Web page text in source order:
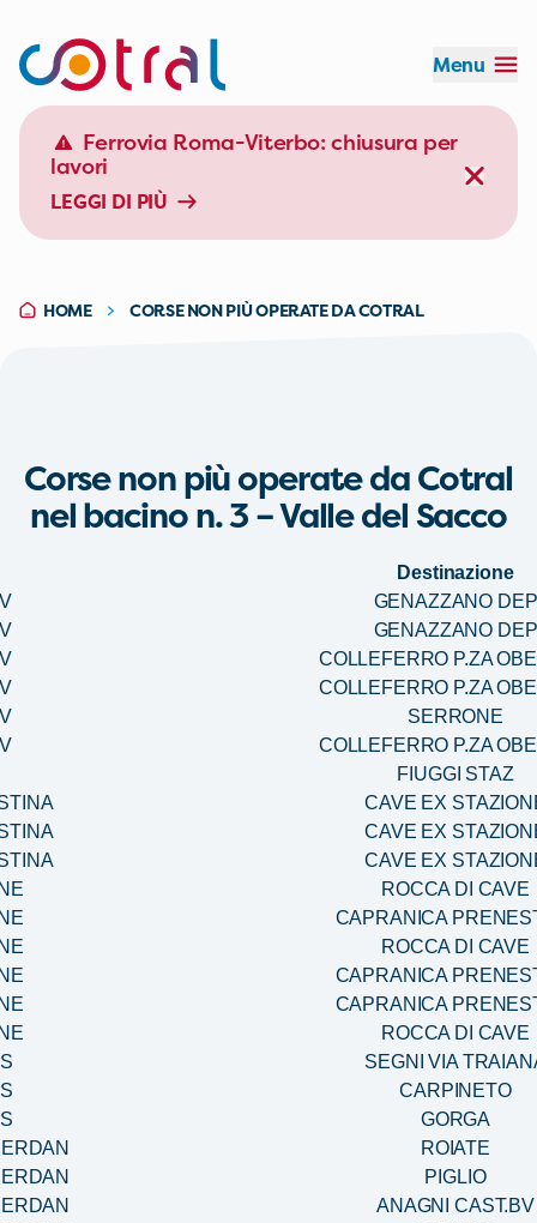
Menu
Ferrovia Roma-Viterbo: chiusura per
lavori
LEGGI DI PIÙ
HOME CORSE NON PIÙ OPERATE DA COTRAL
Corse non più operate da Cotral
nel bacino n. 3 – Valle del Sacco
Destinazione
GENAZZANO DEP
GENAZZANO DEP
COLLEFERRO P.ZA
COLLEFERRO P.ZA
SERRONE
COLLEFERRO P.ZA
FIUGGI STAZ
CAVE EX
CAVE EX
CAVE EX
ROCCA DI CAVE
CAPRANICA
ROCCA DI CAVE
CAPRANICA
CAPRANICA
ROCCA DI CAVE
SEGNI VIA
CARPINETO
GORGA
ROIATE
PIGLIO
ANAGNI CAST.BV
Effettua il login
Orario: Durata: